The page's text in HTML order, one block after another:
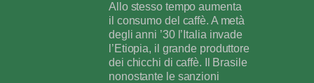
Allo stesso tempo aumenta
il consumo del caffè. A metà
degli anni ’30 l’Italia invade
l’Etiopia, il grande produttore
dei chicchi di caffè. Il Brasile
nonostante le sanzioni